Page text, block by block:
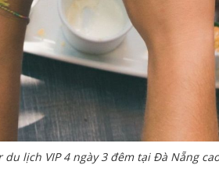
du lịch VIP 4 ngày 3 đêm tại Đà Nẵng